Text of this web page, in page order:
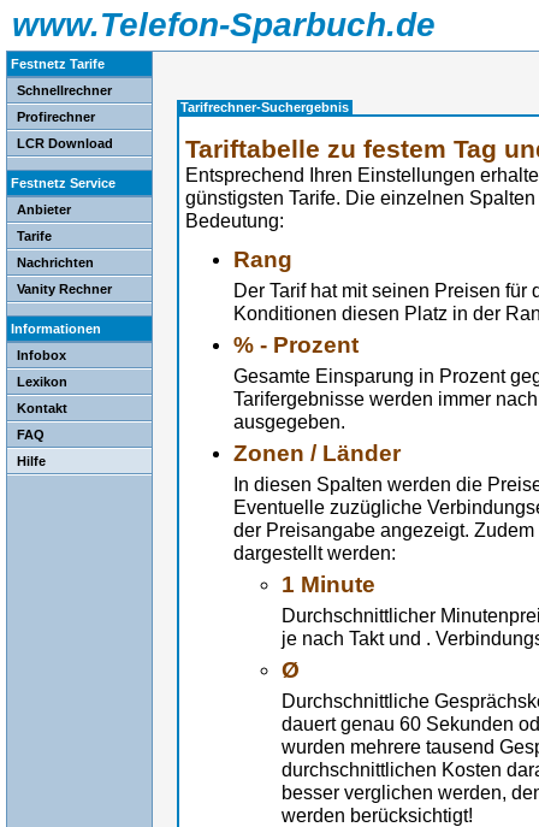
www.Telefon-Sparbuch.de
Festnetz Tarife
Schnellrechner
Profirechner
LCR Download
Festnetz Service
Anbieter
Tarife
Nachrichten
Vanity Rechner
Informationen
Infobox
Lexikon
Kontakt
FAQ
Hilfe
Tarifrechner-Suchergebnis
Tariftabelle zu festem Tag
Entsprechend Ihren Einstellungen
günstigsten Tarife. Die einzelnen
Bedeutung:
Rang
Der Tarif hat mit seinen Preisen
Konditionen diesen Platz in der
% - Prozent
Gesamte Einsparung in Prozent
Tarifergebnisse werden immer
ausgegeben.
Zonen / Länder
In diesen Spalten werden die
Eventuelle zuzügliche
der Preisangabe angezeigt.
dargestellt werden:
1 Minute
Durchschnittlicher
je nach Takt und .
Ø
Durchschnittliche
dauert genau 60 Sekunden
wurden mehrere tausend
durchschnittlichen Kosten
besser verglichen werden,
werden berücksichtigt!